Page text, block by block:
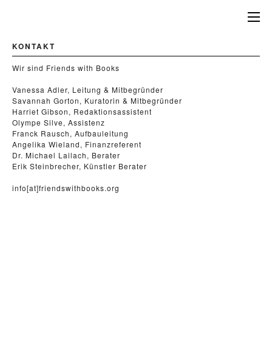
KONTAKT
Wir sind Friends with Books
Vanessa Adler, Leitung & Mitbegründer
Savannah Gorton, Kuratorin & Mitbegründer
Harriet Gibson, Redaktionsassistent
Olympe Silve, Assistenz
Franck Rausch, Aufbauleitung
Angelika Wieland, Finanzreferent
Dr. Michael Lailach, Berater
Erik Steinbrecher, Künstler Berater
info[at]friendswithbooks.org